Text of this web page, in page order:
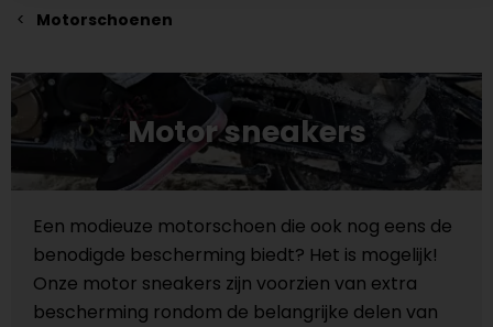
Motorschoenen
Motor sneakers
Een modieuze motorschoen die ook nog eens de
benodigde bescherming biedt? Het is mogelijk!
Onze motor sneakers zijn voorzien van extra
bescherming rondom de belangrijke delen van